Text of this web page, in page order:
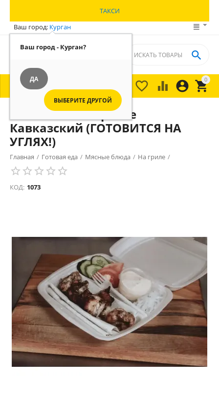
ТАКСИ
Ваш город: Курган
Ваш город - Курган?
ДА
ВЫБЕРИТЕ ДРУГОЙ
0


 

 МЕНЮ
Шашлык на Тарелке
Кавказский (ГОТОВИТСЯ НА
УГЛЯХ!)
Главная / Готовая еда / Мясные блюда / На гриле /
КОД: 1073